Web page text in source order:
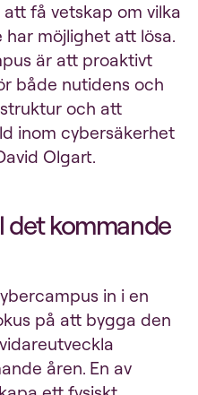
få vetskap om vilka
har möjlighet att lösa.
är att proaktivt
både nutidens och
och att
inom cybersäkerhet
Olgart.
det kommande
in i en
på att bygga den
åren. En av